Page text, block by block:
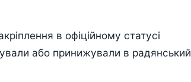
в офіційному статусі
або принижували в радянський